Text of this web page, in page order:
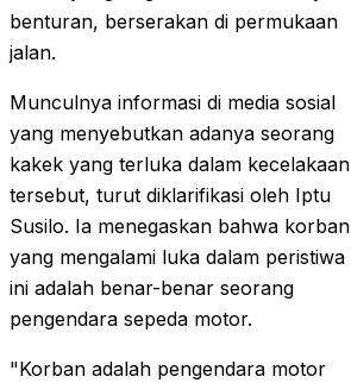
benturan, berserakan di permukaan
jalan.
Munculnya informasi di media sosial
yang menyebutkan adanya seorang
kakek yang terluka dalam kecelakaan
tersebut, turut diklarifikasi oleh Iptu
Susilo. Ia menegaskan bahwa korban
yang mengalami luka dalam peristiwa
ini adalah benar-benar seorang
pengendara sepeda motor.
"Korban adalah pengendara motor